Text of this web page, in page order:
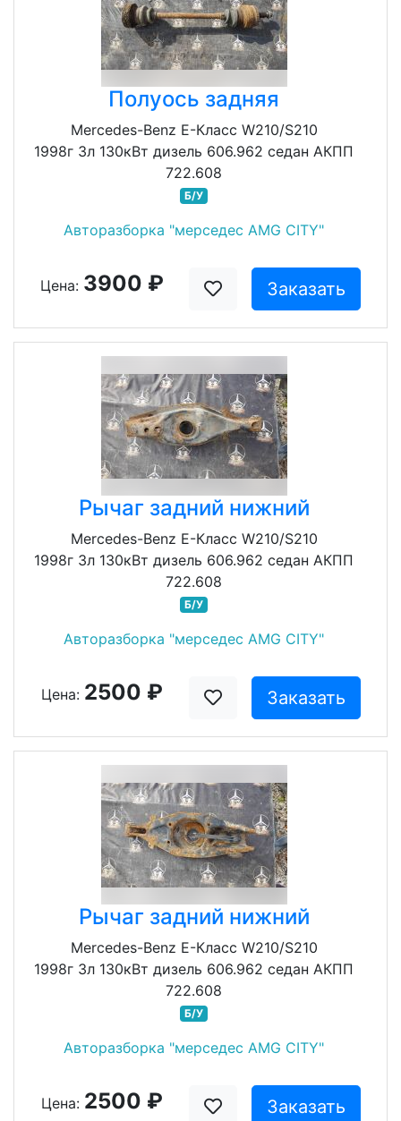
Полуось задняя
Mercedes-Benz E-Класс W210/S210
1998г 3л 130кВт дизель 606.962 седан АКПП
722.608
Б/У
Авторазборка "мерседес AMG CITY"
Цена: 3900 ₽ Заказать
Рычаг задний нижний
Mercedes-Benz E-Класс W210/S210
1998г 3л 130кВт дизель 606.962 седан АКПП
722.608
Б/У
Авторазборка "мерседес AMG CITY"
Цена: 2500 ₽ Заказать
Рычаг задний нижний
Mercedes-Benz E-Класс W210/S210
1998г 3л 130кВт дизель 606.962 седан АКПП
722.608
Б/У
Авторазборка "мерседес AMG CITY"
Цена: 2500 ₽ Заказать